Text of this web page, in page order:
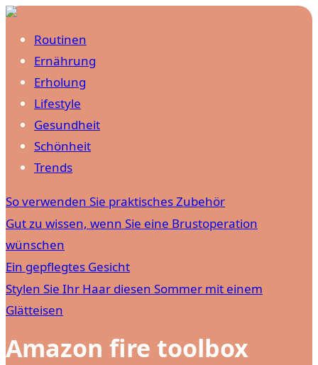
Routinen
Ernährung
Erholung
Lifestyle
Gesundheit
Schönheit
Trends
So verwenden Sie praktisches Zubehör
Gut zu wissen, wenn Sie eine Brustoperation
wünschen
Ein gepflegtes Gesicht
Stylen Sie Ihr Haar diesen Sommer mit einem
Glätteisen
Amazon fire toolbox